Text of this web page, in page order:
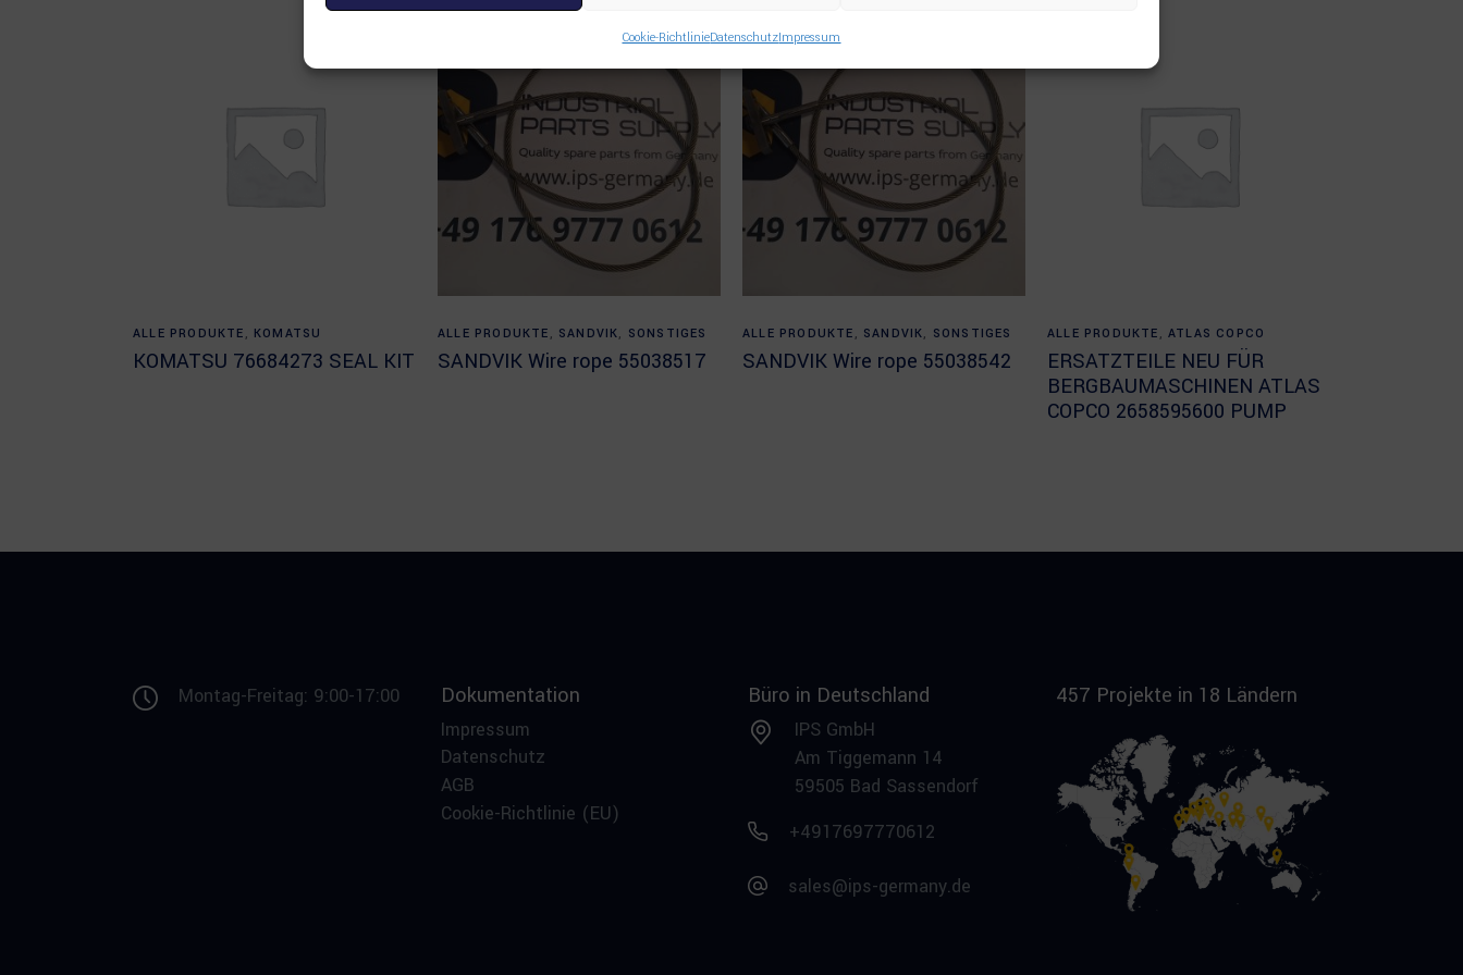
Cookie-RichtlinieDatenschutzImpressum
Read more
ALLE PRODUKTE , KOMATSU
KOMATSU 76684273 SEAL KIT
Read more
ALLE PRODUKTE , SANDVIK, SONSTIGES
SANDVIK Wire rope 55038517
Read more
ALLE PRODUKTE , SANDVIK, SONSTIGES
SANDVIK Wire rope 55038542
Read more
ALLE PRODUKTE ,ATLAS COPCO
ERSATZTEILE NEU FÜR
BERGBAUMASCHINEN ATLAS
COPCO 2658595600 PUMP
Montag-Freitag: 9:00-17:00 Dokumentation
Impressum
Datenschutz
AGB
Cookie-Richtlinie (EU)
Büro in Deutschland
IPS GmbH
Am Tiggemann 14
59505 Bad Sassendorf
+4917697770612
sales@ips-germany.de
457 Projekte in 18 Ländern